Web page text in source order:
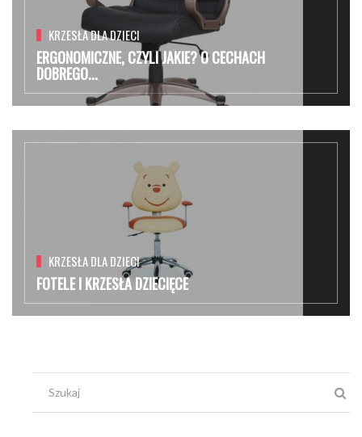
KRZESŁA DLA DZIECI
ERGONOMICZNE, CZYLI JAKIE? O CECHACH
DOBREGO...
KRZESŁA DLA DZIECI
FOTELE I KRZESŁA DZIECIĘCE